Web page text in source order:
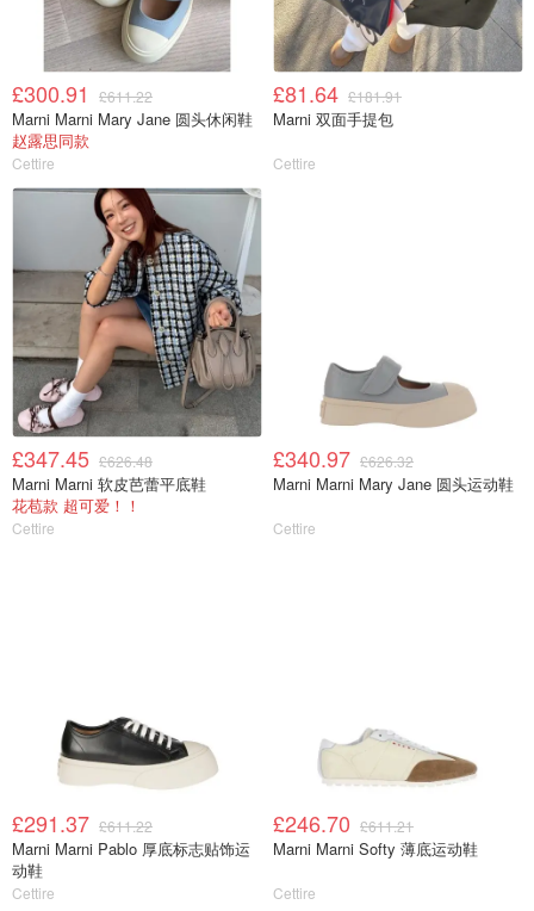
£300.91 £611.22
Marni Marni Mary Jane 圆头休闲鞋
赵露思同款
Cettire
£81.64 £181.91
Marni 双面手提包
Cettire
£347.45 £626.48
Marni Marni 软皮芭蕾平底鞋
花苞款 超可爱！！
Cettire
£340.97 £626.32
Marni Marni Mary Jane 圆头运动鞋
Cettire
£291.37 £611.22
Marni Marni Pablo 厚底标志贴饰运
动鞋
Cettire
£246.70 £611.21
Marni Marni Softy 薄底运动鞋
Cettire